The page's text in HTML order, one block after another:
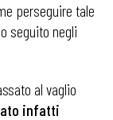
perseguire tale
seguito negli
al vaglio
infatti